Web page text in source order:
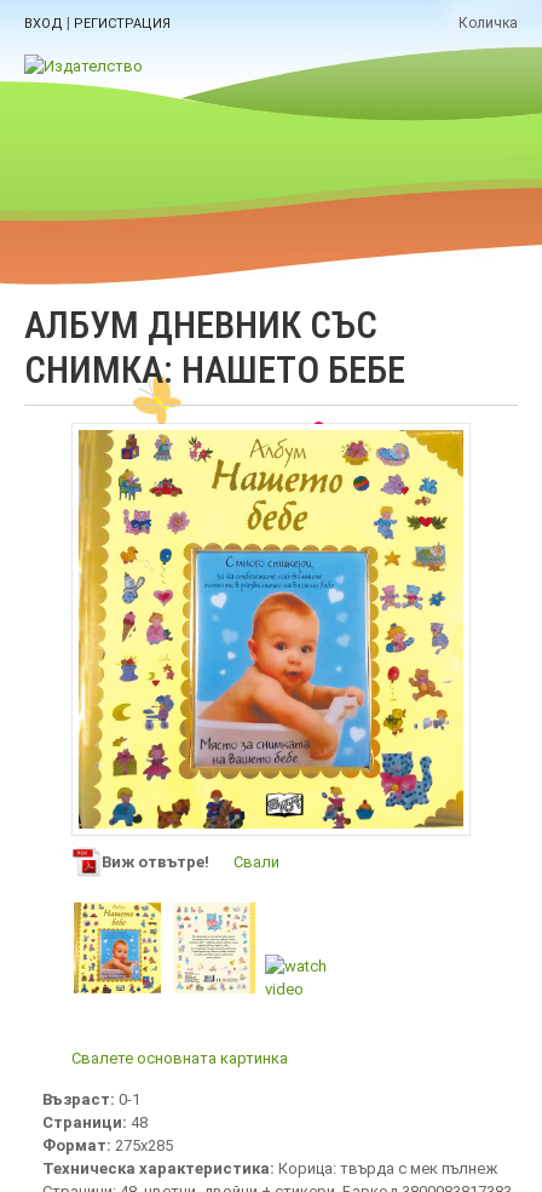
ВХОД | РЕГИСТРАЦИЯ Количка
АЛБУМ ДНЕВНИК СЪС
СНИМКА: НАШЕТО БЕБЕ
Виж отвътре! Свали
Свалете основната картинка
Възраст: 0-1
Страници: 48
Формат: 275х285
Техническа характеристика: Корица: твърда с мек пълнеж